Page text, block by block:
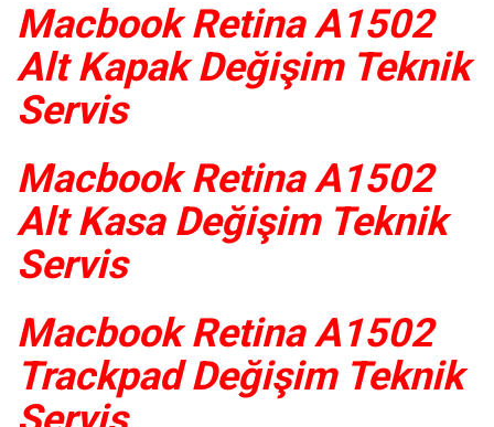
Macbook Retina A1502
Alt Kapak Değişim Teknik
Servis
Macbook Retina A1502
Alt Kasa Değişim Teknik
Servis
Macbook Retina A1502
Trackpad Değişim Teknik